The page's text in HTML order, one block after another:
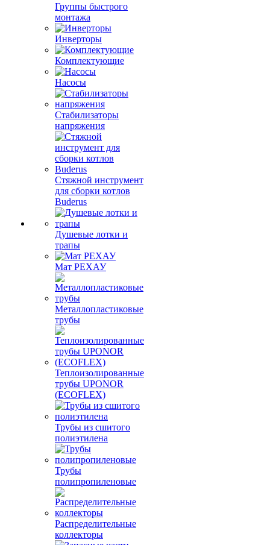
Группы быстрого
монтажа
Инверторы
Комплектующие
Насосы
Стабилизаторы
напряжения
Стяжной инструмент
для сборки котлов
Buderus
Душевые лотки и
трапы
Мат РЕХАУ
Металлопластиковые
трубы
Теплоизолированные
трубы UPONOR
(ECOFLEX)
Трубы из сшитого
полиэтилена
Трубы
полипропиленовые
Распределительные
коллекторы